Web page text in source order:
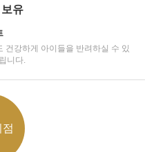
유
건강하게 아이들을 반려하실 수 있
니다.
점